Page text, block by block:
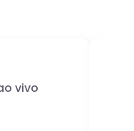
vivo